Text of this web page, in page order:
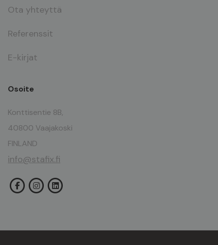
Ota yhteyttä
Referenssit
E-kirjat
Osoite
Konttisentie 8B,
40800 Vaajakoski
FINLAND
info@stafix.fi